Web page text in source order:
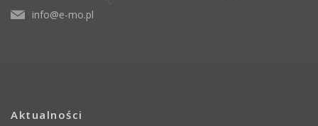
info@e-mo.pl
Aktualności